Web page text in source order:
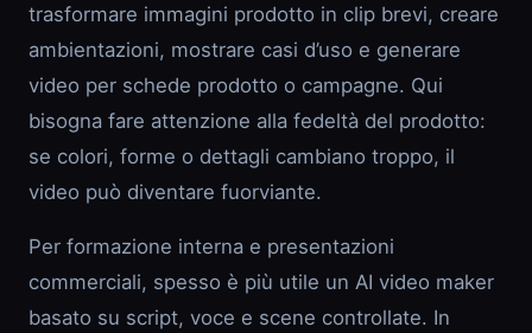
trasformare immagini prodotto in clip brevi, creare
ambientazioni, mostrare casi d’uso e generare
video per schede prodotto o campagne. Qui
bisogna fare attenzione alla fedeltà del prodotto:
se colori, forme o dettagli cambiano troppo, il
video può diventare fuorviante.
Per formazione interna e presentazioni
commerciali, spesso è più utile un AI video maker
basato su script, voce e scene controllate. In